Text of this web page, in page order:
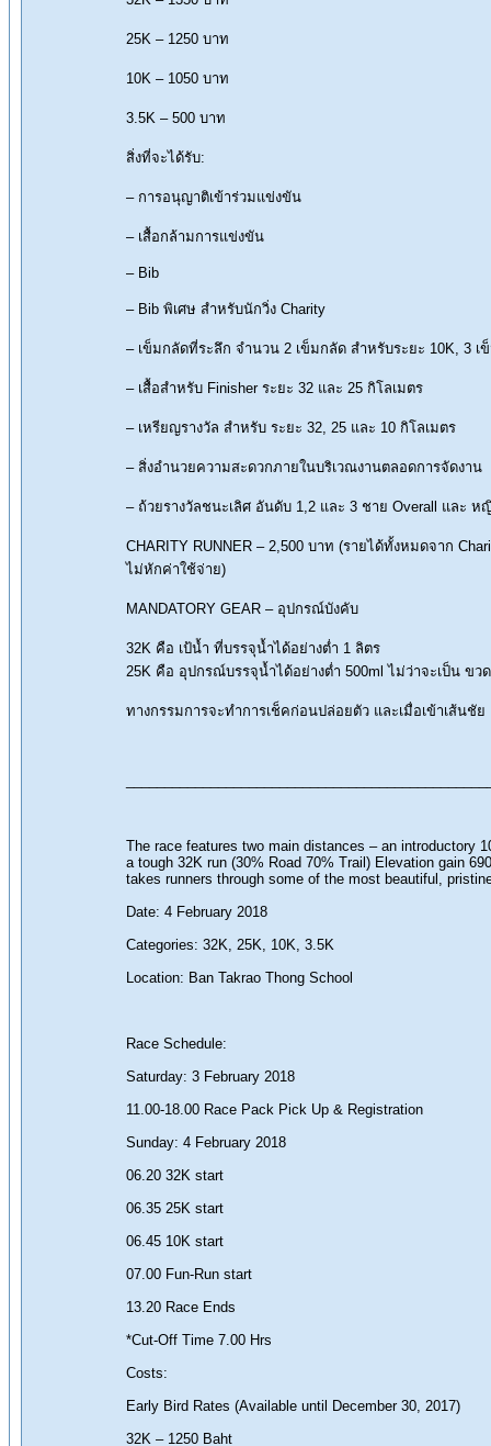
25K – 1250 บาท
10K – 1050 บาท
3.5K – 500 บาท
สิ่งที่จะได้รับ:
– การอนุญาติเข้าร่วมแข่งขัน
– เสื้อกล้ามการแข่งขัน
– Bib
– Bib พิเศษ สำหรับนักวิ่ง Charity
– เข็มกลัดที่ระลึก จำนวน 2 เข็มกลัด สำหรับระยะ 10K, 3
– เสื้อสำหรับ Finisher ระยะ 32 และ 25 กิโลเมตร
– เหรียญรางวัล สำหรับ ระยะ 32, 25 และ 10 กิโลเมตร
– สิ่งอำนวยความสะดวกภายในบริเวณงานตลอดการจัดงาน
– ถ้วยรางวัลชนะเลิศ อันดับ 1,2 และ 3 ชาย Overall และ ห
CHARITY RUNNER – 2,500 บาท (รายได้ทั้งหมดจาก
ไม่หักค่าใช้จ่าย)
MANDATORY GEAR – อุปกรณ์บังคับ
32K คือ เป้น้ำ ที่บรรจุน้ำได้อย่างต่ำ 1 ลิตร
25K คือ อุปกรณ์บรรจุน้ำได้อย่างต่ำ 500ml ไม่ว่าจะเป็น ขว
ทางกรรมการจะทำการเช็คก่อนปล่อยตัว และเมื่อเข้าเส้นชัย
The race features two main distances – an introductory
a tough 32K run (30% Road 70% Trail) Elevation gain
takes runners through some of the most beautiful,
Date: 4 February 2018
Categories: 32K, 25K, 10K, 3.5K
Location: Ban Takrao Thong School
Race Schedule:
Saturday: 3 February 2018
11.00-18.00 Race Pack Pick Up & Registration
Sunday: 4 February 2018
06.20 32K start
06.35 25K start
06.45 10K start
07.00 Fun-Run start
13.20 Race Ends
*Cut-Off Time 7.00 Hrs
Costs:
Early Bird Rates (Available until December 30, 2017)
32K – 1250 Baht